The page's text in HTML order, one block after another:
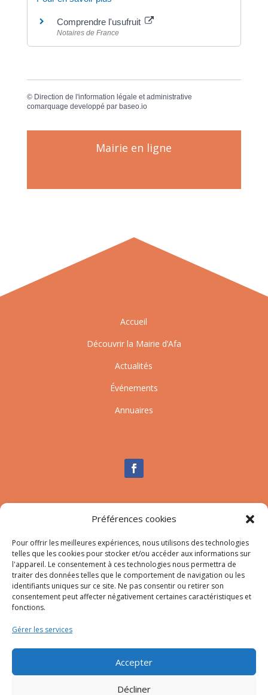
Préférences cookies
Pour offrir les meilleures expériences, nous utilisons des technologies
telles que les cookies pour stocker et/ou accéder aux informations sur
l'appareil. Le consentement à ces technologies nous permettra de
traiter des données telles que le comportement de navigation ou les
identifiants uniques sur ce site. Ne pas consentir ou retirer son
consentement peut affecter négativement certaines caractéristiques et
fonctions.
Gérer les services
Accepter
Décliner
Comprendre l'usufruit
Notaires de France
© Direction de l'information légale et administrative
comarquage developpé par baseo.io
Mairie en ligne
Accueil
Découvrir la Mairie d’Afa
Actualités
Événements
Annuaires
Nous contacter
Mail:secretariat-mairie@afa.corsica
Adresse :785 Strada d’Afà – Merria 20167 Afa
© 2023 Mairie d’Afa – Réalisation